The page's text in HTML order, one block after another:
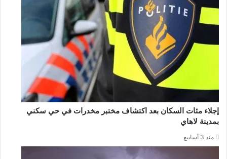
إجلاء مئات السكان بعد اكتشاف مختبر مخدرات في حي سكني
بمدينة لاهاي
منذ 3 أسابيع